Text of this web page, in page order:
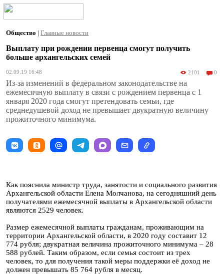
Общество | Главные новости
Выплату при рождении первенца смогут получить
больше архангельских семей
02.09.19 16:48 2101 0
Из-за изменений в федеральном законодательстве на
ежемесячную выплату в связи с рождением первенца с 1
января 2020 года смогут претендовать семьи, где
среднедушевой доход не превышает двукратную величину
прожиточного минимума.
Как пояснила министр труда, занятости и социального развития
Архангельской области Елена Молчанова, на сегодняшний день
получателями ежемесячной выплаты в Архангельской области
являются 2529 человек.
Размер ежемесячной выплаты гражданам, проживающим на
территории Архангельской области, в 2020 году составит 12
774 рубля; двукратная величина прожиточного минимума – 28
588 рублей. Таким образом, если семья состоит из трех
человек, то для получения такой меры поддержки её доход не
должен превышать 85 764 рубля в месяц.